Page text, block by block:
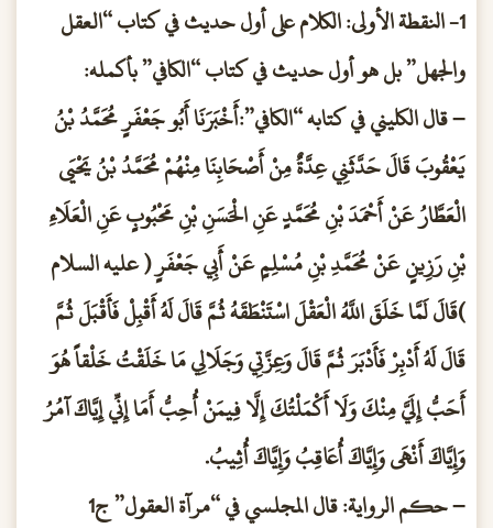
1- النقطة الأولى: الكلام على أول حديث في كتاب “العقل
والجهل” بل هو أول حديث في كتاب “الكافي” بأكمله:
– قال الكليني في كتابه “الكافي”:أَخْبَرَنَا أَبُو جَعْفَرٍ مُحَمَّدُ بْنُ
يَعْقُوبَ قَالَ حَدَّثَنِي عِدَّةٌ مِنْ أَصْحَابِنَا مِنْهُمْ مُحَمَّدُ بْنُ يَحْيَى
الْعَطَّارُ عَنْ أَحْمَدَ بْنِ مُحَمَّدٍ عَنِ الْحَسَنِ بْنِ مَحْبُوبٍ عَنِ الْعَلَاءِ
بْنِ رَزِينٍ عَنْ مُحَمَّدِ بْنِ مُسْلِمٍ عَنْ أَبِي جَعْفَرٍ ( عليه السلام
)قَالَ لَمَّا خَلَقَ اللَّهُ الْعَقْلَ اسْتَنْطَقَهُ ثُمَّ قَالَ لَهُ أَقْبِلْ فَأَقْبَلَ ثُمَّ
قَالَ لَهُ أَدْبِرْ فَأَدْبَرَ ثُمَّ قَالَ وَعِزَّتِي وَجَلَالِي مَا خَلَقْتُ خَلْقاً هُوَ
أَحَبُّ إِلَيَّ مِنْكَ وَلَا أَكْمَلْتُكَ إِلَّا فِيمَنْ أُحِبُّ أَمَا إِنِّي إِيَّاكَ آمُرُ
وَإِيَّاكَ أَنْهَى وَإِيَّاكَ أُعَاقِبُ وَإِيَّاكَ أُثِيبُ.
– حكم الرواية: قال المجلسي في “مرآة العقول” ج1